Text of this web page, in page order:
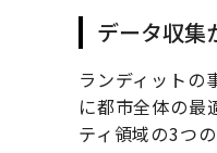
データ収集
ランディットの
に都市全体の最
ティ領域の3つ